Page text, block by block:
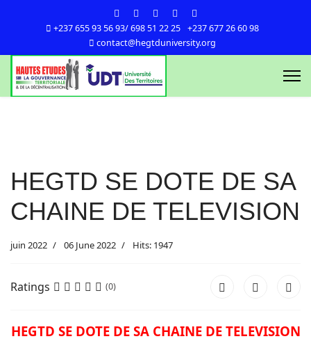
+237 655 93 56 93/ 698 51 22 25
+237 677 26 60 98
contact@hegtduniversity.org
HEGTD SE DOTE DE SA
CHAINE DE TELEVISION
juin 2022 06 June 2022 Hits: 1947
Ratings (0)
HEGTD SE DOTE DE SA CHAINE DE TELEVISION